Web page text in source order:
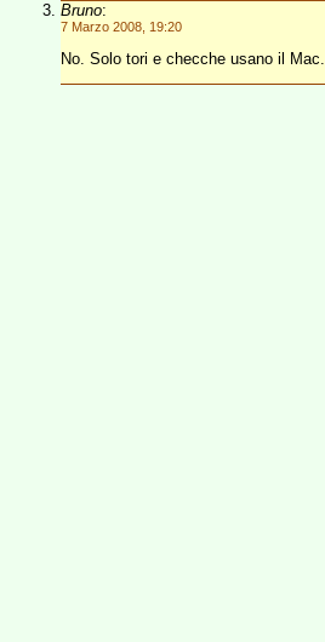
Bruno:
7 Marzo 2008, 19:20
No. Solo tori e checche usano il Mac.